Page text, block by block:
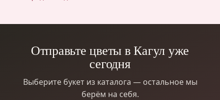
Отправьте цветы в Кагул уже
сегодня
Выберите букет из каталога — остальное мы
берём на себя.